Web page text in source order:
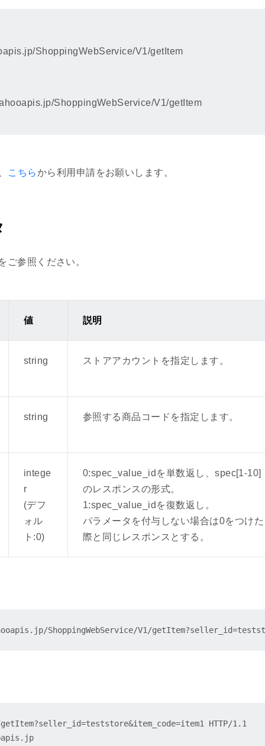
SubCode/YamatoFfFlag
を変更しました。
ソーシャルギフト設定
PostageSet 個別商品の配送グループ番号
、下記レスポンスフィールドを削除いたします。
環境ラベル / エコキーワード）
Condition）の説明を追記しました。
止になります。
ラン限定
加 2025年4月中旬リリース予定
Price 個別商品価格
ShoppingWebService/V1/getItem
ShoppingWebService/V1/getItem
こちらから利用申請をお願いします。
ご参照ください。
値 説明
string ストアアカウントを指定します。
string 参照する商品コードを指定します。
intege
r
(デフ
ォル
ト:0)
0:spec_value_idを単数返し、spec[1-10]
のレスポンスの形式。
1:spec_value_idを復数返し。
パラメータを付与しない場合は0をつけた
際と同じレスポンスとする。
ShoppingWebService/V1/
getItem?seller_id=teststore&item_code=item1 HTTP/1.1